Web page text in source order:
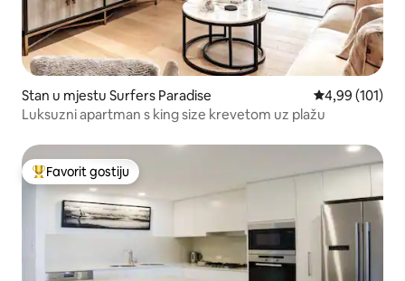
Stan u mjestu Surfers Paradise prosječna
4,99 (101)
Luksuzni apartman s king size krevetom uz plažu
Glavni favorit gostiju
Favorit gostiju